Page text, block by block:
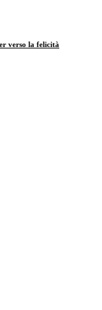
verso la felicità